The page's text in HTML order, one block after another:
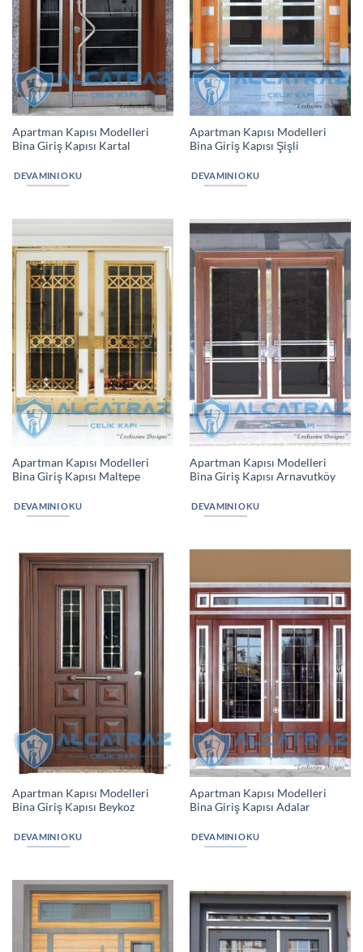
Apartman Kapısı Modelleri
Bina Giriş Kapısı Kartal
DEVAMINI OKU
Apartman Kapısı Modelleri
Bina Giriş Kapısı Şişli
DEVAMINI OKU
Apartman Kapısı Modelleri
Bina Giriş Kapısı Maltepe
DEVAMINI OKU
Apartman Kapısı Modelleri
Bina Giriş Kapısı Arnavutköy
DEVAMINI OKU
Apartman Kapısı Modelleri
Bina Giriş Kapısı Beykoz
DEVAMINI OKU
Apartman Kapısı Modelleri
Bina Giriş Kapısı Adalar
DEVAMINI OKU